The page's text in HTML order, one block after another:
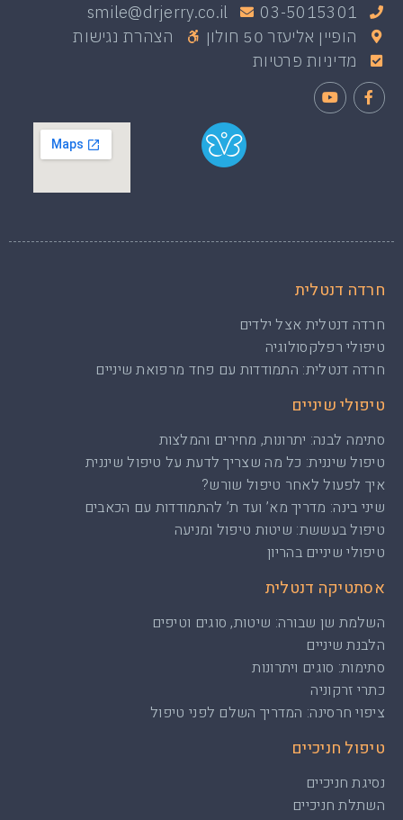
03-5015301
smile@drjerry.co.il
הופיין אליעזר 50 חולון
הצהרת נגישות
מדיניות פרטיות
טיפול חניכיים
נסיגת חניכיים
השתלת חניכיים
אסתטיקה דנטלית
השלמת שן שבורה: שיטות, סוגים וטיפים
הלבנת שיניים
סתימות: סוגים ויתרונות
כתרי זרקוניה
ציפוי חרסינה: המדריך השלם לפני טיפול
טיפולי שיניים
סתימה לבנה: יתרונות, מחירים והמלצות
טיפול שיננית: כל מה שצריך לדעת על טיפול שיננית
איך לפעול לאחר טיפול שורש?
שיני בינה: מדריך מא’ ועד ת’ להתמודדות עם הכאבים
טיפול בעששת: שיטות טיפול ומניעה
טיפולי שיניים בהריון
חרדה דנטלית
חרדה דנטלית אצל ילדים
טיפולי רפלקסולוגיה
חרדה דנטלית: התמודדות עם פחד מרפואת שיניים